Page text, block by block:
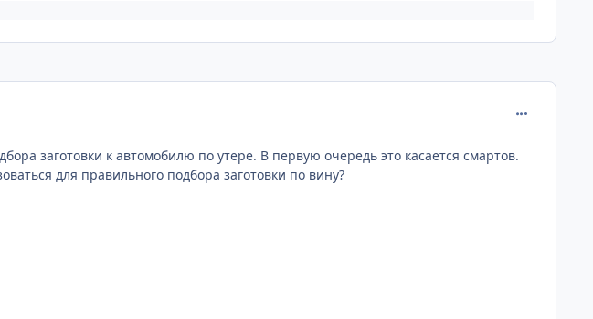
заготовки к автомобилю по утере. В первую очередь это касается смартов.
для правильного подбора заготовки по вину?